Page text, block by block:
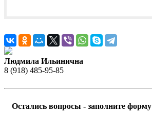
Людмила Ильинична
8 (918) 485-95-85
Остались вопросы - заполните форму